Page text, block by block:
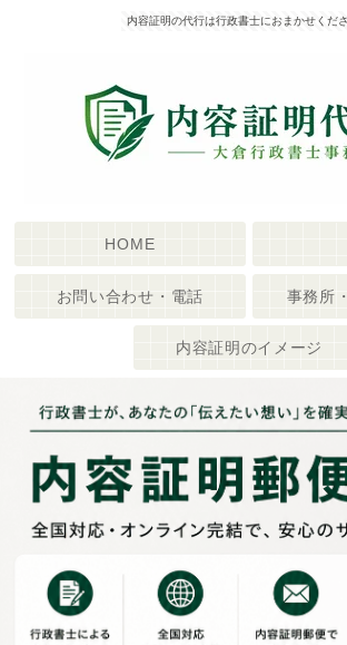
内容証明の代行は行政書士におまかせくだ
HOME
お問い合わせ・電話 事務所
内容証明のイメージ